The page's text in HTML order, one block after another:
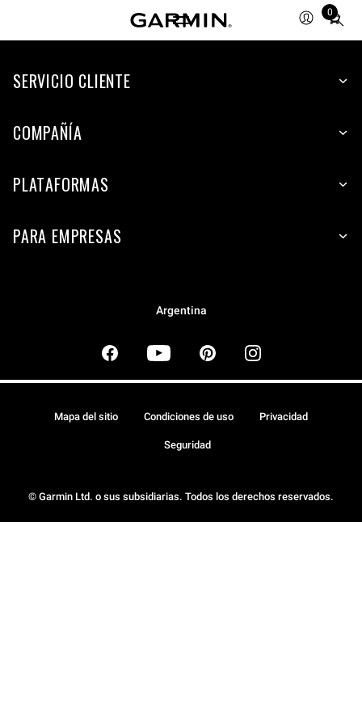
0
Total
items
cart:
SERVICIO CLIENTE
COMPAÑÍA
PLATAFORMAS
PARA EMPRESAS
Argentina
© Garmin Ltd. o sus subsidiarias. Todos los derechos reservados.
Mapa del sitio Condiciones de uso Privacidad
Seguridad